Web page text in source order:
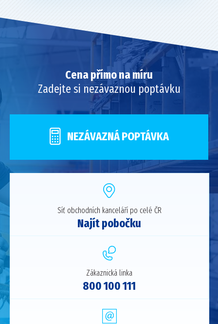
Cena přímo na míru
Zadejte si nezávaznou poptávku
NEZÁVAZNÁ POPTÁVKA
Síť obchodních kanceláří po celé ČR
Najít pobočku
Zákaznická linka
800 100 111